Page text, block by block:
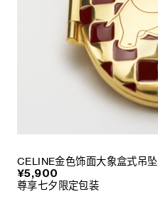
CELINE金色饰面大象盒式吊坠
¥5,900
尊享七夕限定包装